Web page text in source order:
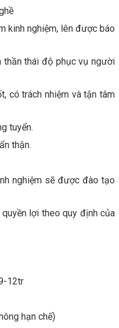
kinh nghiệm, lên được báo
thái độ phục vụ người
có trách nhiệm và tận tâm
tuyển.
thận.
nghiệm sẽ được đào tạo
lợi theo quy định của
12tr
hạn chế)